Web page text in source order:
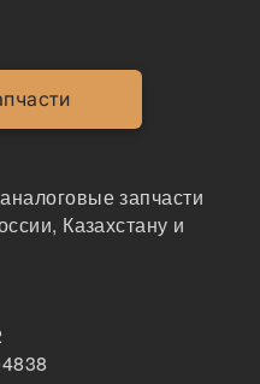
запчасти
Казахстану и
цены и сроки